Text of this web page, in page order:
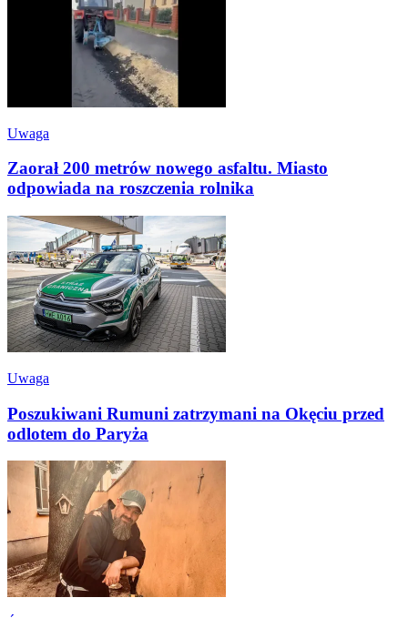
Uwaga
Zaorał 200 metrów nowego asfaltu. Miasto
odpowiada na roszczenia rolnika
Uwaga
Poszukiwani Rumuni zatrzymani na Okęciu przed
odlotem do Paryża